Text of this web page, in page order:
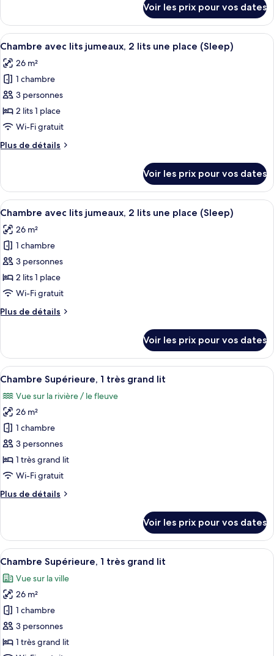
très
grand
lit
le
type
de
Suite
Junior,
très
grand
lit
Voir les prix pour vos dates
Afficher
toutes
les
photos
pour
ce
type
chambre :
lits
jumeaux,
2
lits
une
place
(Sleep)
Une chambre d’hôtel comprenant
3
Chambre avec lits jumeaux, 2 lits une place (Sleep)
26 m²
1 chambre
3 personnes
2 lits 1 place
Wi-Fi gratuit
Plus de détails
Plus
le
type
de
Chambre
avec
jumeaux,
2
lits
une
place
Voir les prix pour vos dates
Afficher
toutes
les
photos
pour
ce
type
chambre :
lits
jumeaux,
lits
une
place
(Sleep)
Une chambre d’hôtel comprenant
4
Chambre avec lits jumeaux, 2 lits une place (Sleep)
26 m²
1 chambre
3 personnes
2 lits 1 place
Wi-Fi gratuit
Plus de détails
Plus
le
type
de
Chambre
avec
lits
jumeaux,
2
lits
une
place
Voir les prix pour vos dates
Afficher
toutes
les
photos
pour
ce
type
de
chambre :
Chambre
très
grand
lit
Une chambre d’hôtel avec un
4
Chambre Supérieure, 1 très grand lit
Vue sur la rivière / le fleuve
26 m²
1 chambre
3 personnes
1 très grand lit
Wi-Fi gratuit
Plus de détails
Plus
le
type
de
Chambre
Supérieure,
très
grand
lit
Voir les prix pour vos dates
Afficher
toutes
les
photos
pour
ce
type
de
Une chambre d’hôtel avec un
4
Chambre Supérieure, 1 très grand lit
Vue sur la ville
26 m²
1 chambre
3 personnes
1 très grand lit